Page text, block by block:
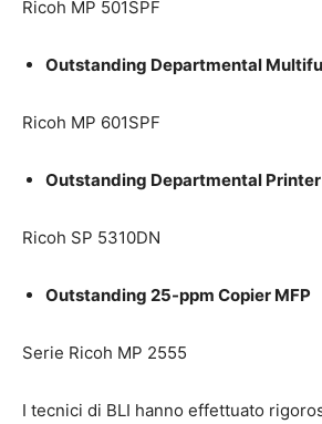
Ricoh MP 501SPF
Outstanding Departmental
Ricoh MP 601SPF
Outstanding Departmental Printer
Ricoh SP 5310DN
Outstanding 25-ppm Copier MFP
Serie Ricoh MP 2555
I tecnici di BLI hanno effettuato